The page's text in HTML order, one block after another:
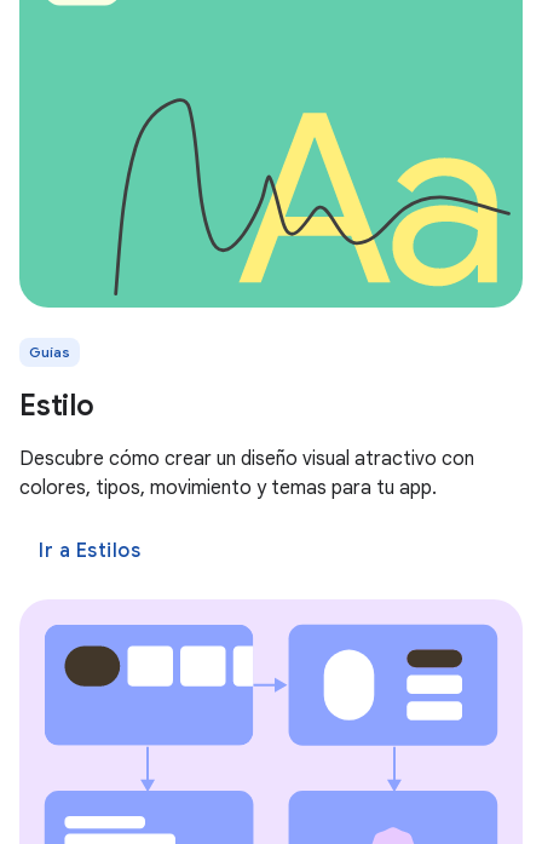
Guías
Estilo
Descubre cómo crear un diseño visual atractivo con
colores, tipos, movimiento y temas para tu app.
Ir a Estilos